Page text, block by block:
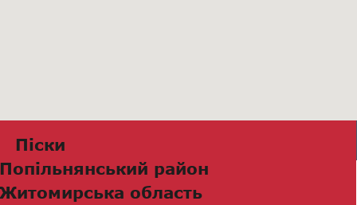
Піски
Попільнянський район
Житомирська область